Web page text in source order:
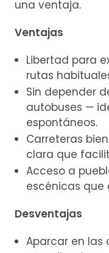
una ventaja.
Ventajas
Libertad para
rutas
Sin depender
autobuses —
espontáneos.
Carreteras
clara que
Acceso a
escénicas que
Desventajas
Aparcar en las